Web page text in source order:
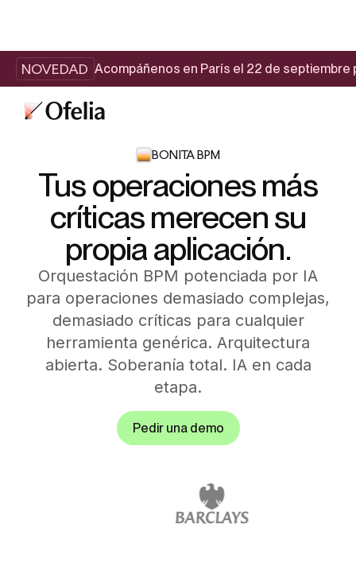
NOVEDAD Acompáñenos en París el 22 de
BONITA BPM
Tus operaciones más
críticas merecen su
propia aplicación.
Orquestación BPM potenciada por IA
para operaciones demasiado complejas,
demasiado críticas para cualquier
herramienta genérica. Arquitectura
abierta. Soberanía total. IA en cada
etapa.
Pedir una demo